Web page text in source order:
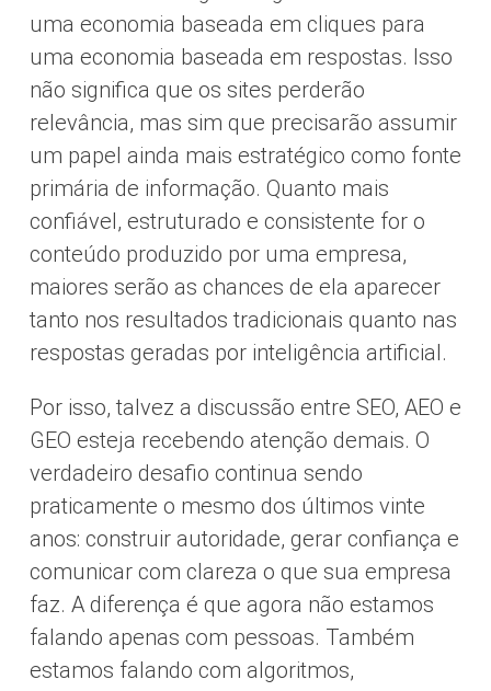
uma economia baseada em cliques para
uma economia baseada em respostas. Isso
não significa que os sites perderão
relevância, mas sim que precisarão assumir
um papel ainda mais estratégico como fonte
primária de informação. Quanto mais
confiável, estruturado e consistente for o
conteúdo produzido por uma empresa,
maiores serão as chances de ela aparecer
tanto nos resultados tradicionais quanto nas
respostas geradas por inteligência artificial.
Por isso, talvez a discussão entre SEO, AEO e
GEO esteja recebendo atenção demais. O
verdadeiro desafio continua sendo
praticamente o mesmo dos últimos vinte
anos: construir autoridade, gerar confiança e
comunicar com clareza o que sua empresa
faz. A diferença é que agora não estamos
falando apenas com pessoas. Também
estamos falando com algoritmos,